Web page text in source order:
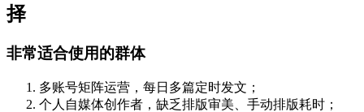
择
非常适合使用的群体
多账号矩阵运营，每日多篇定时发文；
个人自媒体创作者，缺乏排版审美、手动排版耗时；